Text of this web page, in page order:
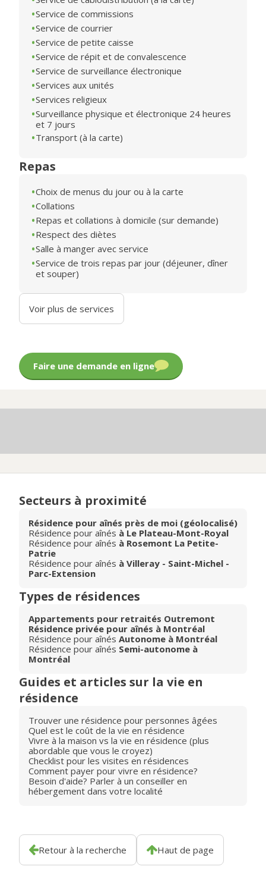
Service de commissions
Service de courrier
Service de petite caisse
Service de répit et de convalescence
Service de surveillance électronique
Services aux unités
Services religieux
Surveillance physique et électronique 24 heures
et 7 jours
Transport (à la carte)
Repas
Choix de menus du jour ou à la carte
Collations
Repas et collations à domicile (sur demande)
Respect des diètes
Salle à manger avec service
Service de trois repas par jour (déjeuner, dîner
et souper)
Voir plus de services
Faire une demande en ligne
Secteurs à proximité
Résidence pour aînés près de moi (géolocalisé)
Résidence pour aînés à Le Plateau-Mont-Royal
Résidence pour aînés à Rosemont La Petite-
Patrie
Résidence pour aînés à Villeray - Saint-Michel -
Parc-Extension
Types de résidences
Appartements pour retraités Outremont
Résidence privée pour aînés à Montréal
Résidence pour aînés Autonome à Montréal
Résidence pour aînés Semi-autonome à
Montréal
Guides et articles sur la vie en
résidence
Trouver une résidence pour personnes âgées
Quel est le coût de la vie en résidence
Vivre à la maison vs la vie en résidence (plus
abordable que vous le croyez)
Checklist pour les visites en résidences
Comment payer pour vivre en résidence?
Besoin d'aide? Parler à un conseiller en
hébergement dans votre localité
Retour à la recherche Haut de page